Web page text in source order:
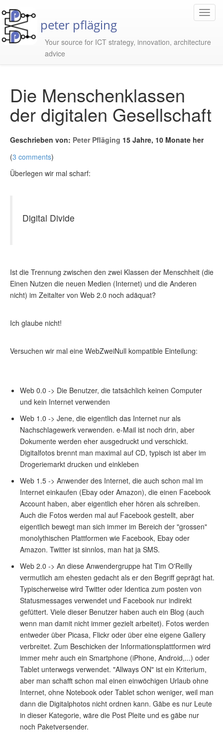
peter pfläging
Your source for ICT strategy, innovation, architecture
advice
Die Menschenklassen
der digitalen Gesellschaft
Geschrieben von: Peter Pfläging 15 Jahre, 10 Monate her
(3 comments)
Überlegen wir mal scharf:
Digital Divide
Ist die Trennung zwischen den zwei Klassen der Menschheit (die
Einen Nutzen die neuen Medien (Internet) und die Anderen
nicht) im Zeitalter von Web 2.0 noch adäquat?
Ich glaube nicht!
Versuchen wir mal eine WebZweiNull kompatible Einteilung:
Web 0.0 -> Die Benutzer, die tatsächlich keinen Computer
und kein Internet verwenden
Web 1.0 -> Jene, die eigentlich das Internet nur als
Nachschlagewerk verwenden. e-Mail ist noch drin, aber
Dokumente werden eher ausgedruckt und verschickt.
Digitalfotos brennt man maximal auf CD, typisch ist aber im
Drogeriemarkt drucken und einkleben
Web 1.5 -> Anwender des Internet, die auch schon mal im
Internet einkaufen (Ebay oder Amazon), die einen Facebook
Account haben, aber eigentlich eher hören als schreiben.
Auch die Fotos werden mal auf Facebook gestellt, aber
eigentlich bewegt man sich immer im Bereich der "grossen"
monolythischen Plattformen wie Facebook, Ebay oder
Amazon. Twitter ist sinnlos, man hat ja SMS.
Web 2.0 -> An diese Anwendergruppe hat Tim O'Reilly
vermutlich am ehesten gedacht als er den Begriff geprägt hat.
Typischerweise wird Twitter oder Identica zum posten von
Statusmessages verwendet und Facebook nur indirekt
gefüttert. Viele dieser Benutzer haben auch ein Blog (auch
wenn man damit nicht immer gezielt arbeitet). Fotos werden
entweder über Picasa, Flickr oder über eine eigene Gallery
verbreitet. Zum Beschicken der Informationsplattformen wird
immer mehr auch ein Smartphone (iPhone, Android,...) oder
Tablet unterwegs verwendet. "Allways ON" ist ein Kriterium,
aber man schafft schon mal einen einwöchigen Urlaub ohne
Internet, ohne Notebook oder Tablet schon weniger, weil man
dann die Digitalphotos nicht ordnen kann. Gäbe es nur Leute
in dieser Kategorie, wäre die Post Pleite und es gäbe nur
noch Paketversender.